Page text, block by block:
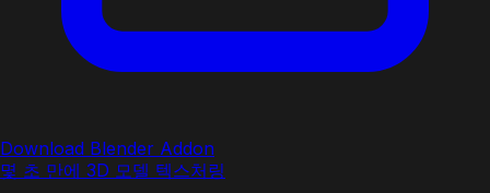
Download Blender Addon
몇 초 만에 3D 모델 텍스처링